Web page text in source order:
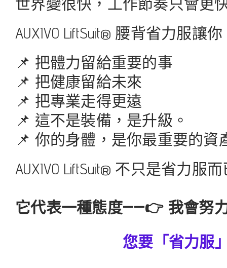
AUXIVO LiftSuit® 腰背省力服讓
📌 把體力留給重要的事
📌 把健康留給未來
📌 把專業走得更遠
📌 這不是裝備，是升級。
📌 你的身體，是你最重要的資
AUXIVO LiftSuit® 不只是省力服
它代表一種態度——👉 我會努
您要「省力服